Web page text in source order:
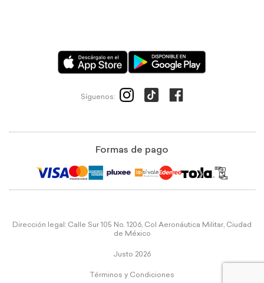
Síguenos:
Formas de pago
Dirección legal: Calle Sur 105 No. 1206, Col Aeronáutica Militar, Ciudad
de México
Justo 2026
Términos y Condiciones